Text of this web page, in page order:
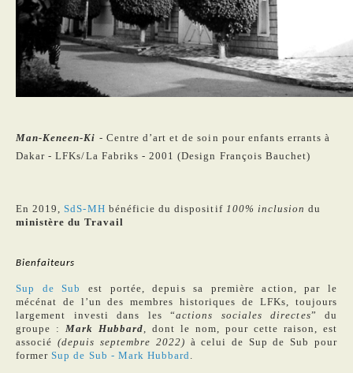
Man-Keneen-Ki - Centre d’art et de soin pour enfants errants à
Dakar - LFKs/La Fabriks - 2001 (Design François Bauchet)
En 2019,SdS-MH bénéficie du dispositif 100% inclusion du
ministère du Travail
Bienfaiteurs
Sup de Sub
est portée, depuis sa première action, par le
mécénat de l’un des membres historiques de LFKs, toujours
largement investi dans les “actions sociales directes” du
groupe : Mark Hubbard , dont le nom, pour cette raison, est
associé (depuis septembre 2022) à celui de Sup de Sub pour
formerSup de Sub - Mark Hubbard